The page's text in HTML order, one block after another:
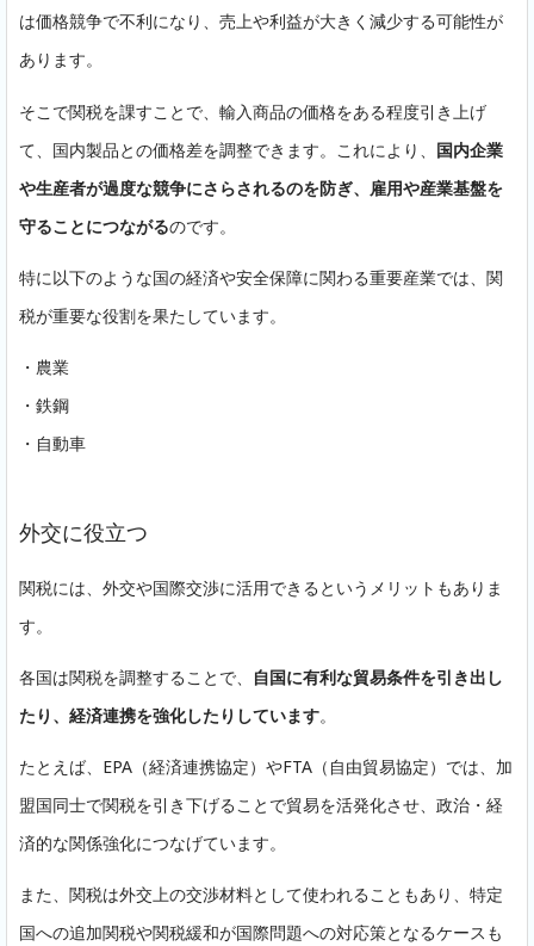
は価格競争で不利になり、売上や利益が大きく減少する可能性が
あります。
そこで関税を課すことで、輸入商品の価格をある程度引き上げ
て、国内製品との価格差を調整できます。これにより、 国内企業
や生産者が過度な競争にさらされるのを防ぎ、雇用や産業基盤を
守ることにつながるのです。
特に以下のような国の経済や安全保障に関わる重要産業では、関
税が重要な役割を果たしています。
・農業
・鉄鋼
・自動車
外交に役立つ
関税には、外交や国際交渉に活用できるというメリットもありま
す。
各国は関税を調整することで、
自国に有利な貿易条件を引き出し
たり、経済連携を強化したりしています。
たとえば、EPA（経済連携協定）やFTA（自由貿易協定）では、加
盟国同士で関税を引き下げることで貿易を活発化させ、政治・経
済的な関係強化につなげています。
また、関税は外交上の交渉材料として使われることもあり、特定
国への追加関税や関税緩和が国際問題への対応策となるケースも